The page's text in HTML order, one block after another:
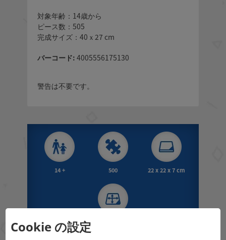
対象年齢：14歳から
ピース数：505
完成サイズ：40ｘ27 cm
バーコード: 4005556175130
警告は不要です。
14 + 500 22 x 22 x 7 cm
Cookie の設定